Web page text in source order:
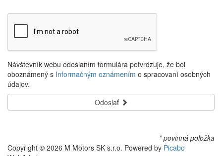
Návštevník webu odoslaním formulára potvrdzuje, že bol
oboznámený s Informačným oznámením o spracovaní osobných
údajov.
Odoslať
* povinná položka
Copyright © 2026 M Motors SK s.r.o. Powered by Picabo